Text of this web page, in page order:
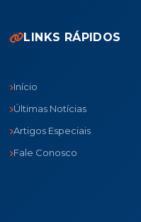
LINKS RÁPIDOS
Início
Últimas Notícias
Artigos Especiais
Fale Conosco